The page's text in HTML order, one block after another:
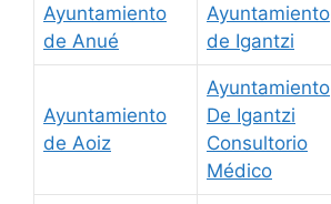
Ayuntamiento
de Anué
Ayuntamiento
de Igantzi
Ayuntamiento
de Aoiz
Ayuntamiento
De Igantzi
Consultorio
Médico